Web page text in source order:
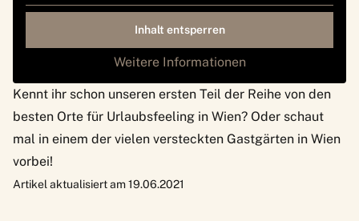
Inhalt entsperren
Weitere Informationen
Kennt ihr schon unseren ersten Teil der Reihe von den
besten Orte für Urlaubsfeeling in Wien? Oder schaut
mal in einem der vielen versteckten Gastgärten in Wien
vorbei!
Artikel aktualisiert am 19.06.2021